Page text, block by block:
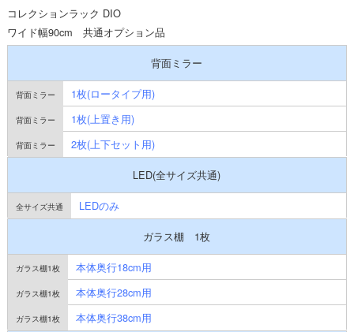
コレクションラック DIO
ワイド幅90cm 共通オプション品
背面ミラー
1枚(ロータイプ用)
1枚(上置き用)
2枚(上下セット用)
LED(全サイズ共通)
LEDのみ
ガラス棚 1枚
本体奥行18cm用
本体奥行28cm用
本体奥行38cm用